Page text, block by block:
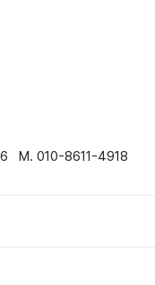
M. 010-8611-4918